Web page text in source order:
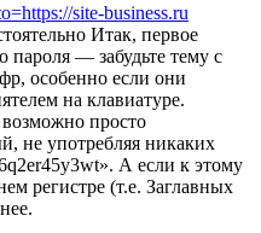
site-business.ru
Итак, первое
пароля — забудьте тему с
особенно если они
на клавиатуре.
просто
не употребляя никаких
А если к этому
регистре (т.е. Заглавных